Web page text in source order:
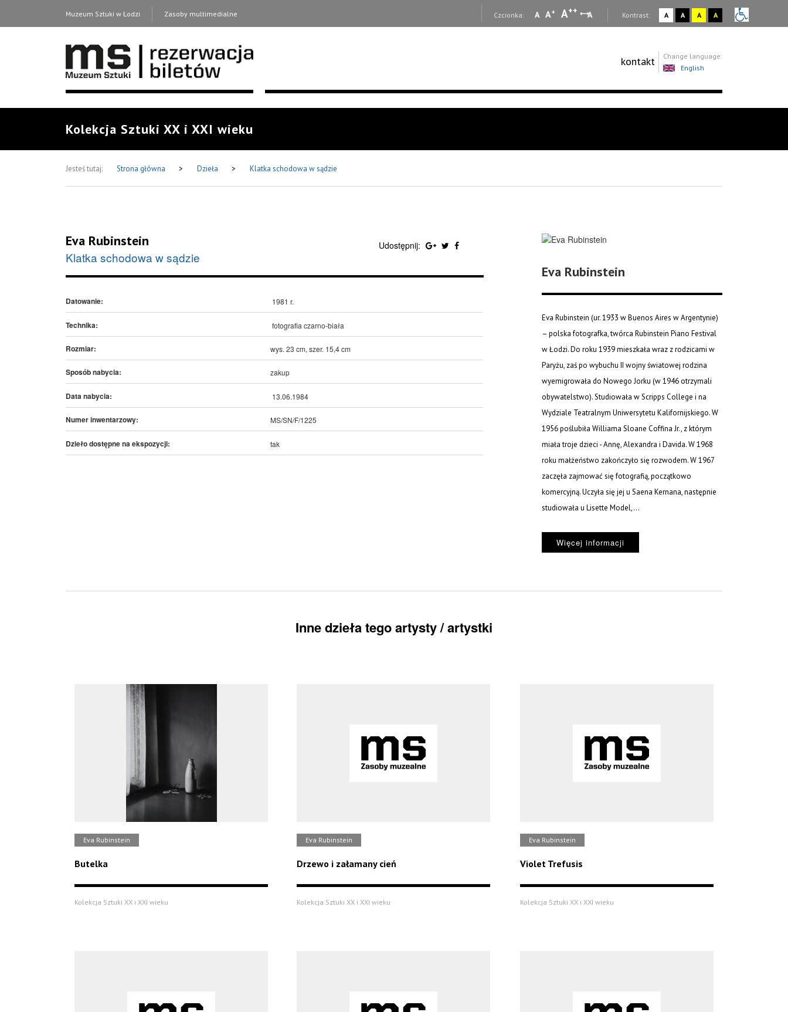
Muzeum Sztuki w Łodzi Zasoby multimedialne Czcionka: A A+ A++ A Kontrast: A A A A
kontakt
Change language:
English
Kolekcja Sztuki XX i XXI wieku
Jesteś tutaj: Strona główna > Dzieła > Klatka schodowa w sądzie
Eva Rubinstein
Klatka schodowa w sądzie
Udostępnij:
Datowanie: 1981 r.
Technika: fotografia czarno-biała
Rozmiar: wys. 23 cm, szer. 15,4 cm
Sposób nabycia: zakup
Data nabycia: 13.06.1984
Numer inwentarzowy: MS/SN/F/1225
Dzieło dostępne na ekspozycji: tak
Eva Rubinstein
Eva Rubinstein (ur. 1933 w Buenos Aires w Argentynie)
– polska fotografka, twórca Rubinstein Piano Festival
w Łodzi. Do roku 1939 mieszkała wraz z rodzicami w
Paryżu, zaś po wybuchu II wojny światowej rodzina
wyemigrowała do Nowego Jorku (w 1946 otrzymali
obywatelstwo). Studiowała w Scripps College i na
Wydziale Teatralnym Uniwersytetu Kalifornijskiego. W
1956 poślubiła Williama Sloane Coffina Jr., z którym
miała troje dzieci - Annę, Alexandra i Davida. W 1968
roku małżeństwo zakończyło się rozwodem. W 1967
zaczęła zajmować się fotografią, początkowo
komercyjną. Uczyła się jej u Saena Kernana, następnie
studiowała u Lisette Model,...
Więcej informacji
Inne dzieła tego artysty / artystki
Eva Rubinstein
Butelka
Kolekcja Sztuki XX i XXI wieku
Eva Rubinstein
Drzewo i załamany cień
Kolekcja Sztuki XX i XXI wieku
Eva Rubinstein
Violet Trefusis
Kolekcja Sztuki XX i XXI wieku